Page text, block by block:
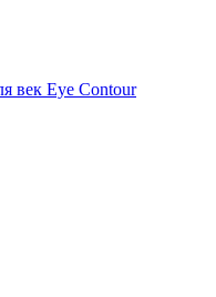
век Eye Contour